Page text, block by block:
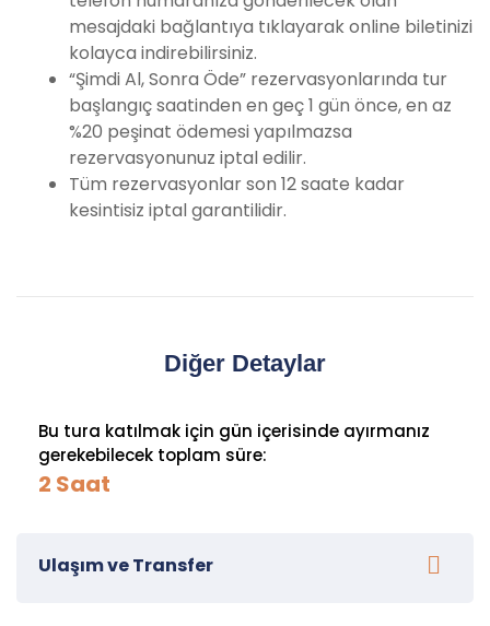
mesajdaki bağlantıya tıklayarak online biletinizi
kolayca indirebilirsiniz.
“Şimdi Al, Sonra Öde” rezervasyonlarında tur
başlangıç saatinden en geç 1 gün önce, en az
%20 peşinat ödemesi yapılmazsa
rezervasyonunuz iptal edilir.
Tüm rezervasyonlar son 12 saate kadar
kesintisiz iptal garantilidir.
Diğer Detaylar
Bu tura katılmak için gün içerisinde ayırmanız
gerekebilecek toplam süre:
2 Saat
Ulaşım ve Transfer